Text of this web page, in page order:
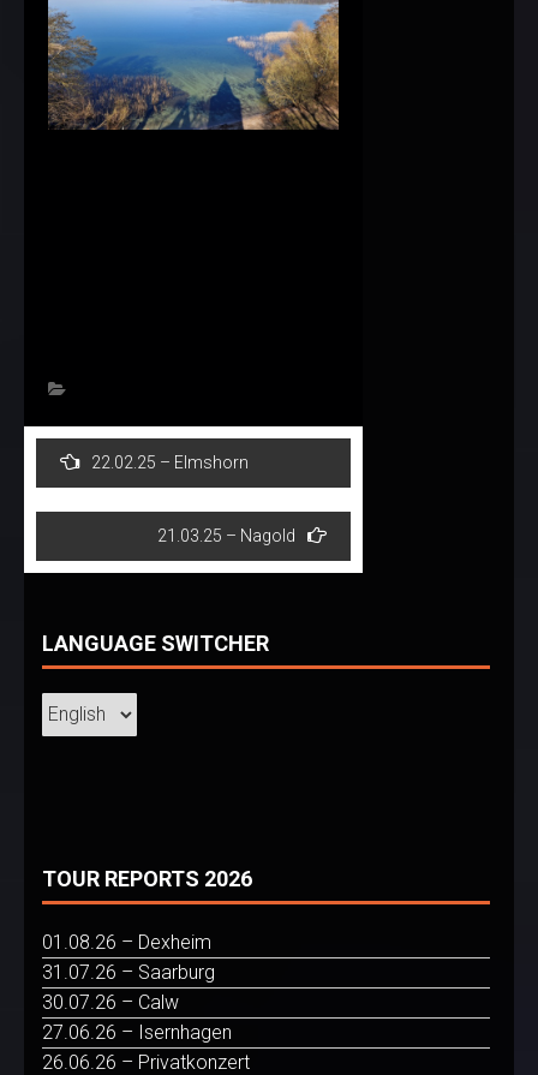
Post
navigation
22.02.25 – Elmshorn
21.03.25 – Nagold
LANGUAGE SWITCHER
TOUR REPORTS 2026
01.08.26 – Dexheim
31.07.26 – Saarburg
30.07.26 – Calw
27.06.26 – Isernhagen
26.06.26 – Privatkonzert